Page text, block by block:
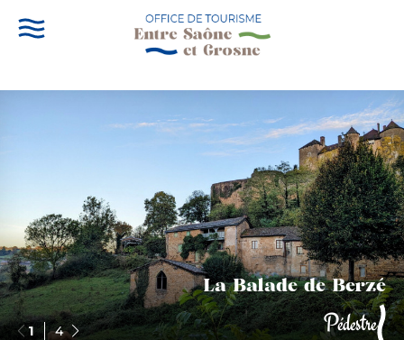
La Balade de Berzé
Pédestre
1 4